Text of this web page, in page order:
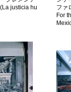
justicia hu
ファ
For